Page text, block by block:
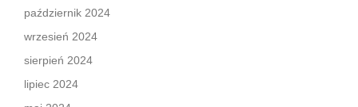
październik 2024
wrzesień 2024
sierpień 2024
lipiec 2024